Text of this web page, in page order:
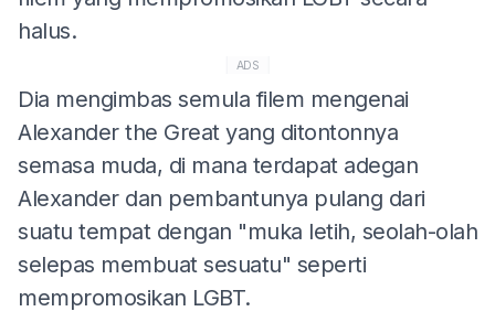
halus.
ADS
Dia mengimbas semula filem mengenai
Alexander the Great yang ditontonnya
semasa muda, di mana terdapat adegan
Alexander dan pembantunya pulang dari
suatu tempat dengan "muka letih, seolah-olah
selepas membuat sesuatu" seperti
mempromosikan LGBT.